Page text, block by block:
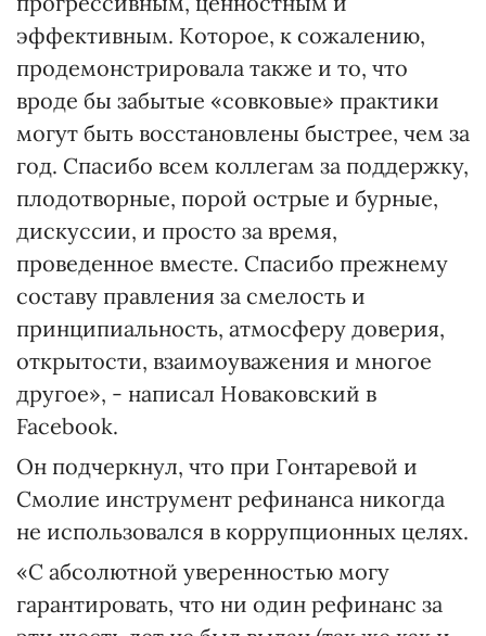
эффективным. Которое, к сожалению,
продемонстрировала также и то, что
вроде бы забытые «совковые» практики
могут быть восстановлены быстрее, чем за
год. Спасибо всем коллегам за поддержку,
плодотворные, порой острые и бурные,
дискуссии, и просто за время,
проведенное вместе. Спасибо прежнему
составу правления за смелость и
принципиальность, атмосферу доверия,
открытости, взаимоуважения и многое
другое», - написал Новаковский в
Facebook.
Он подчеркнул, что при Гонтаревой и
Смолие инструмент рефинанса никогда
не использовался в коррупционных целях.
«С абсолютной уверенностью могу
гарантировать, что ни один рефинанс за